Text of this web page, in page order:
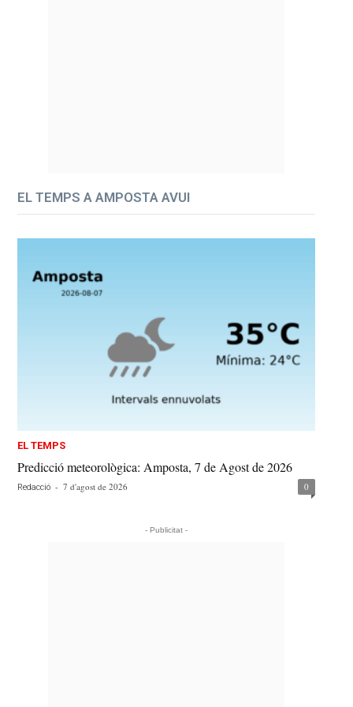
EL TEMPS A AMPOSTA AVUI
EL TEMPS
Predicció meteorològica: Amposta, 7 de Agost de 2026
Redacció - 7 d'agost de 2026 0
- Publicitat -